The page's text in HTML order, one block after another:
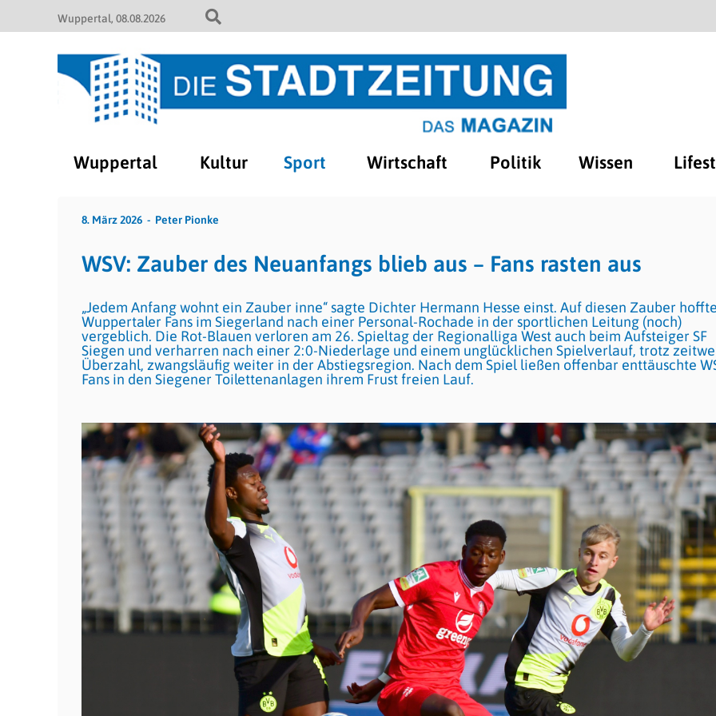
Wuppertal 08.08.2026
Wuppertal Kultur Sport Wirtschaft Politik Wissen
8. März 2026 Peter Pionke
WSV: Zauber des Neuanfangs blieb aus – Fans rasten aus
„Jedem Anfang wohnt ein Zauber inne“ sagte Dichter Hermann Hesse einst. Auf diesen Zauber
Wuppertaler Fans im Siegerland nach einer Personal-Rochade in der sportlichen Leitung (noch)
vergeblich. Die Rot-Blauen verloren am 26. Spieltag der Regionalliga West auch beim Aufsteiger SF
Siegen und verharren nach einer 2:0-Niederlage und einem unglücklichen Spielverlauf, trotz
Überzahl, zwangsläufig weiter in der Abstiegsregion. Nach dem Spiel ließen offenbar enttäuschte
Fans in den Siegener Toilettenanlagen ihrem Frust freien Lauf.